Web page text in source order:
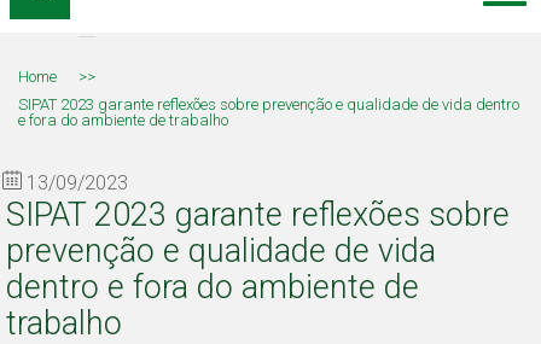
Home
>>
SIPAT 2023 garante reflexões sobre prevenção e qualidade de vida dentro
e fora do ambiente de trabalho
13/09/2023
SIPAT 2023 garante reflexões sobre
prevenção e qualidade de vida
dentro e fora do ambiente de
trabalho